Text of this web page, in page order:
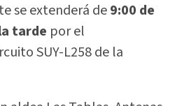
se extenderá de9:00 de
tarde por el
SUY-L258 de la